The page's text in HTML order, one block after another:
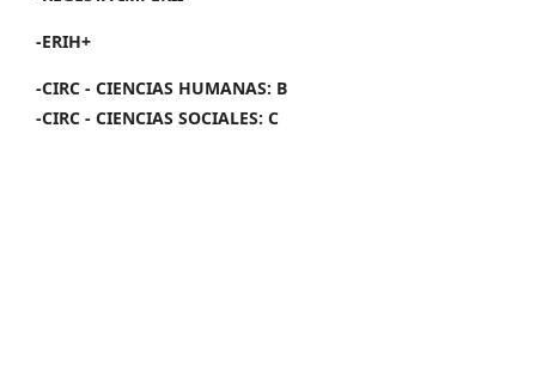
-ERIH+
-CIRC - CIENCIAS HUMANAS: B
-CIRC - CIENCIAS SOCIALES: C